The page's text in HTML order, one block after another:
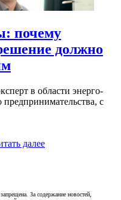
почему
должно
в области энерго-
с
далее
За содержание новостей,